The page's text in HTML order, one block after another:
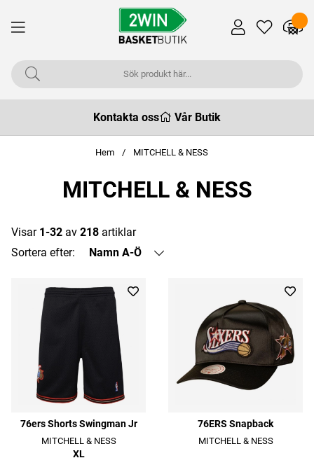
Kontakta oss Vår Butik
Hem MITCHELL & NESS
MITCHELL & NESS
Visar 1-32 av 218 artiklar
Sortera efter:
Namn A-Ö
76ers Shorts Swingman Jr
MITCHELL & NESS
XL
76ERS Snapback
MITCHELL & NESS